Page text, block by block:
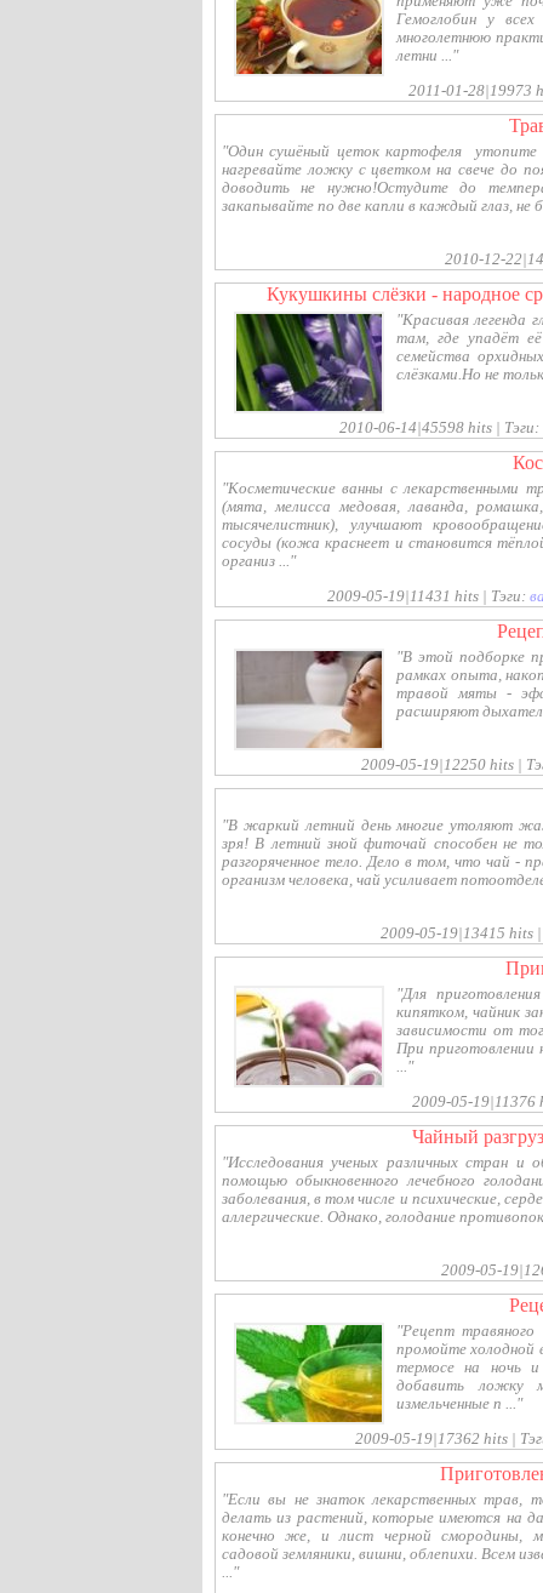
Гемоглобин у
многолетнюю
летни ..."
2011-01-28|19973
"Один сушёный цеток картофеля
нагревайте ложку с цветком на свече до
доводить не нужно!Остудите до
закапывайте по две капли в каждый глаз, не
2010-12-
кукушкины слёзки - народное
"Красивая легенда
там, где упадёт
семейства
слёзками.Но не
2010-06-14|45598 hits | Тэги:
"Косметические ванны с лекарственными
(мята, мелисса медовая, лаванда,
тысячелистник), улучшают
сосуды (кожа краснеет и становится
организ ..."
2009-05-19|11431 hits | Тэги:
"В этой подборке
рамках опыта,
травой мяты -
расширяют
2009-05-19|12250 hits |
"В жаркий летний день многие утоляют
зря! В летний зной фиточай способен не
разгоряченное тело. Дело в том, что чай -
организм человека, чай усиливает
2009-05-19|13415 hits
"Для
кипятком, чайник
зависимости от
При приготовлении
..."
2009-05-19|11376
чайный
"Исследования ученых различных стран
помощью обыкновенного лечебного
заболевания, в том числе и психические,
аллергические. Однако, голодание
2009-05-
"Рецепт
промойте холодной
термосе на ночь
добавить ложку
измельченные п ..."
2009-05-19|17362 hits |
"Если вы не знаток лекарственных
делать из растений, которые имеются на
конечно же, и лист черной смородины,
садовой земляники, вишни, облепихи. Всем
..."